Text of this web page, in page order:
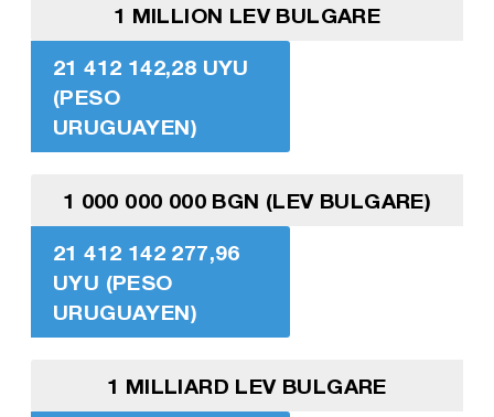
1 MILLION LEV BULGARE
21 412 142,28 UYU
(PESO
URUGUAYEN)
1 000 000 000 BGN (LEV BULGARE)
21 412 142 277,96
UYU (PESO
URUGUAYEN)
1 MILLIARD LEV BULGARE